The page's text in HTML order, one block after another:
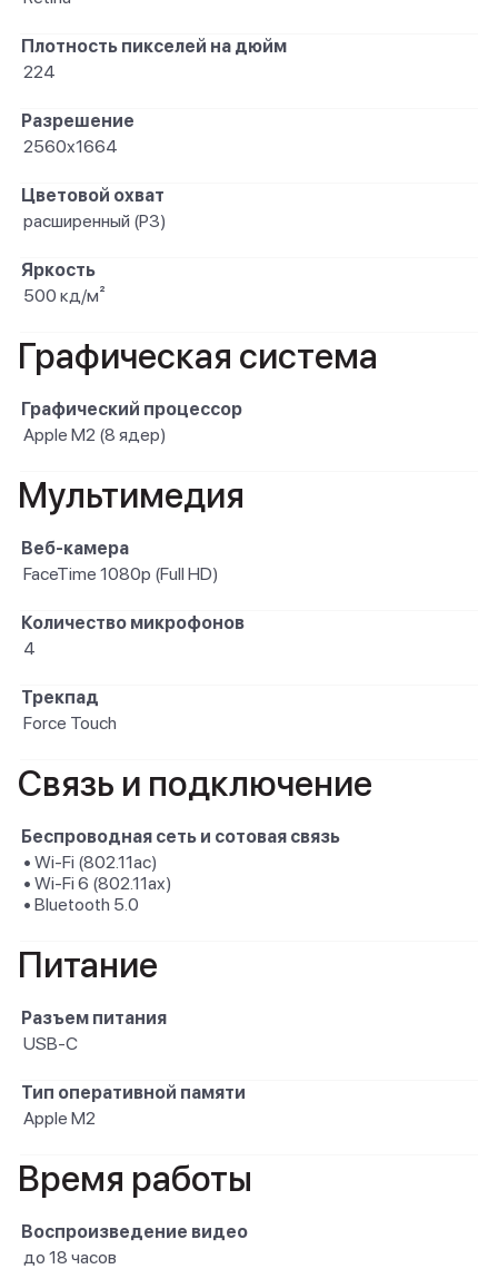
Плотность пикселей на дюйм
224
Разрешение
2560x1664
Цветовой охват
расширенный (P3)
Яркость
500 кд/м²
Графическая система
Графический процессор
Apple M2 (8 ядер)
Мультимедия
Веб-камера
FaceTime 1080p (Full HD)
Количество микрофонов
4
Трекпад
Force Touch
Связь и подключение
Беспроводная сеть и сотовая связь
• Wi-Fi (802.11ac)
• Wi-Fi 6 (802.11ax)
• Bluetooth 5.0
Питание
Разъем питания
USB-C
Тип оперативной памяти
Apple M2
Время работы
Воспроизведение видео
до 18 часов